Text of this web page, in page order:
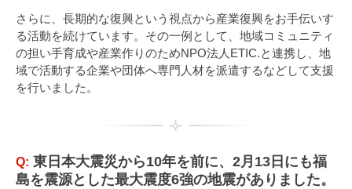
さらに、長期的な復興という視点から産業復興をお手伝いす
る活動を続けています。その一例として、地域コミュニティ
の担い手育成や産業作りのためNPO法人ETIC.と連携し、地
域で活動する企業や団体へ専門人材を派遣するなどして支援
を行いました。
Q: 東日本大震災から10年を前に、2月13日にも福
島を震源とした最大震度6強の地震がありました。